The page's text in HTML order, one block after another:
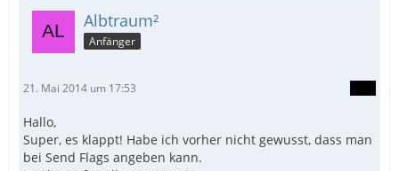
Albtraum²
Anfänger
21. Mai 2014 um 17:53
Hallo,
Super, es klappt! Habe ich vorher nicht gewusst, dass man
bei Send Flags angeben kann.